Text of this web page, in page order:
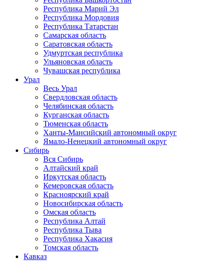
Республика Марий Эл
Республика Мордовия
Республика Татарстан
Самарская область
Саратовская область
Удмуртская республика
Ульяновская область
Чувашская республика
Урал
Весь Урал
Свердловская область
Челябинская область
Курганская область
Тюменская область
Ханты-Мансийский автономный округ
Ямало-Ненецкий автономный округ
Сибирь
Вся Сибирь
Алтайский край
Иркутская область
Кемеровская область
Красноярский край
Новосибирская область
Омская область
Республика Алтай
Республика Тыва
Республика Хакасия
Томская область
Кавказ